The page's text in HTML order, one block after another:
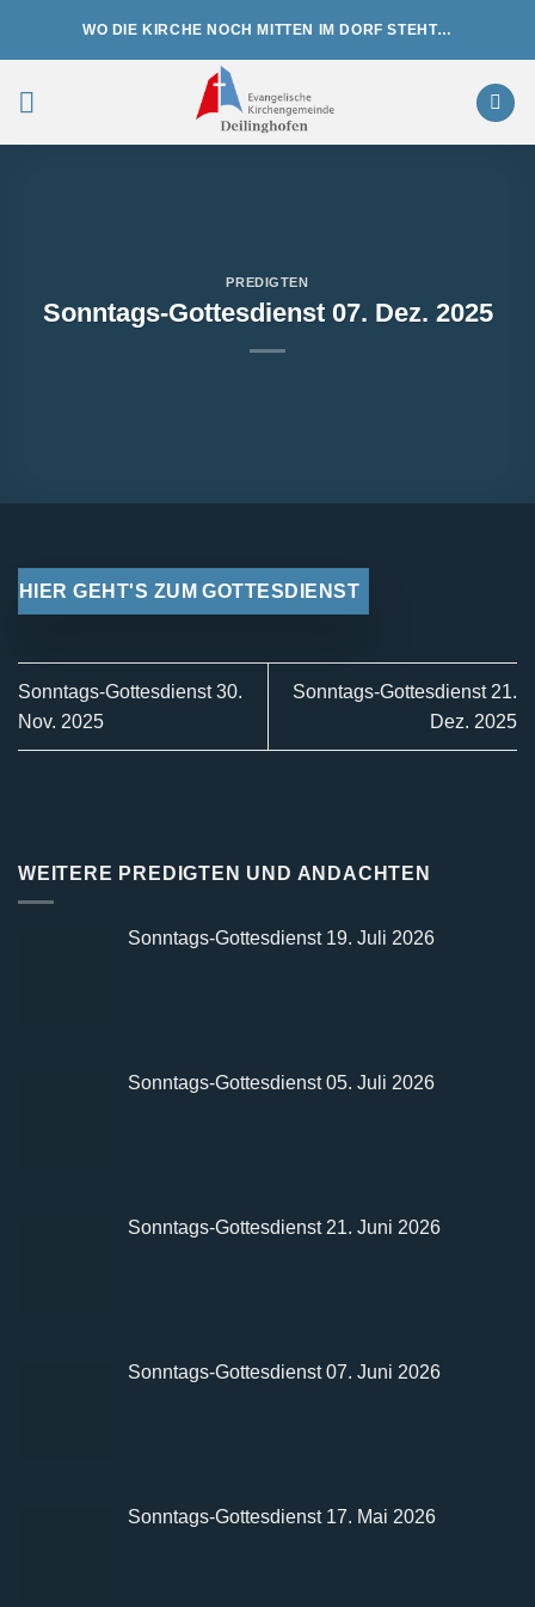
WO DIE KIRCHE NOCH MITTEN IM DORF STEHT…
PREDIGTEN
Sonntags-Gottesdienst 07. Dez. 2025
HIER GEHT'S ZUM GOTTESDIENST
Sonntags-Gottesdienst 30.
Nov. 2025
Sonntags-Gottesdienst 21.
Dez. 2025
WEITERE PREDIGTEN UND ANDACHTEN
Sonntags-Gottesdienst 19. Juli 2026
Sonntags-Gottesdienst 05. Juli 2026
Sonntags-Gottesdienst 21. Juni 2026
Sonntags-Gottesdienst 07. Juni 2026
Sonntags-Gottesdienst 17. Mai 2026